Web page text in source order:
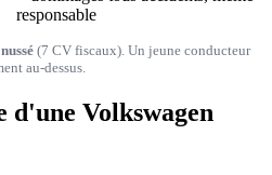
responsable
(7 CV fiscaux). Un jeune conducteur
au-dessus.
d'une Volkswagen